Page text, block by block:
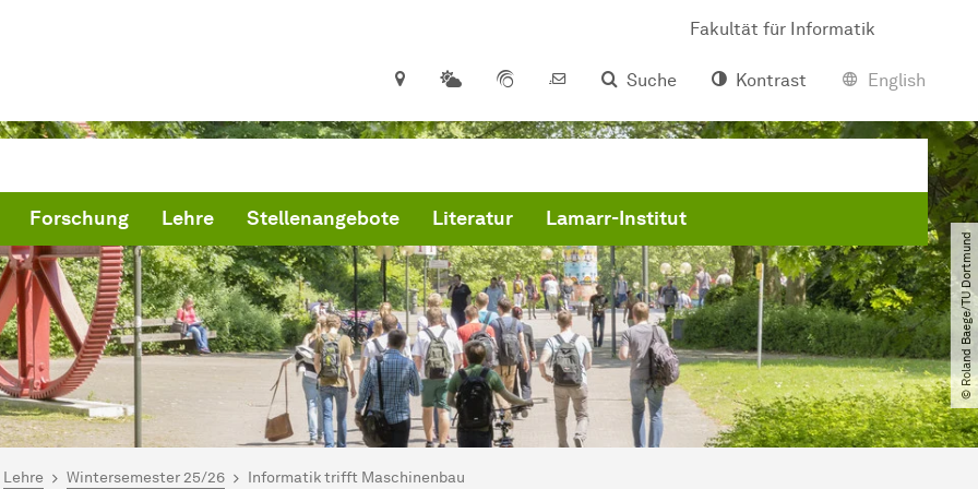
Fakultät für Informatik
Suche
Kontrast English
Forschung Lehre Stellenangebote Literatur Lamarr-Institut
© Roland Baege​/​TU Dortmund
hier:
Lehre Wintersemester 25/26 Informatik trifft Maschinenbau